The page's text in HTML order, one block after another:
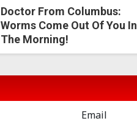
Doctor From Columbus:
Worms Come Out Of You In
The Morning!
Email